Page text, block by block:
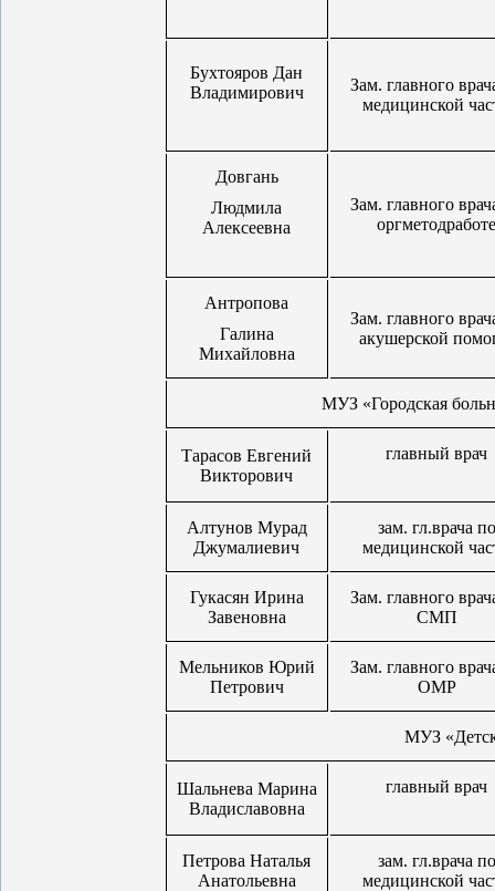
Бухтояров Дан
Владимирович
Зам. главного
медицинской
Довгань
Людмила
Алексеевна
Зам. главного
Антропова
Галина
Михайловна
Зам. главного
акушерской
МУЗ «Городская
Тарасов Евгений
Викторович
главный врач
Алтунов Мурад
Джумалиевич
зам. гл.врача по
медицинской
Гукасян Ирина
Завеновна
Зам. главного
СМП
Мельников Юрий
Петрович
Зам. главного
ОМР
МУЗ
Шальнева Марина
Владиславовна
главный врач
Петрова Наталья
Анатольевна
зам. гл.врача по
медицинской